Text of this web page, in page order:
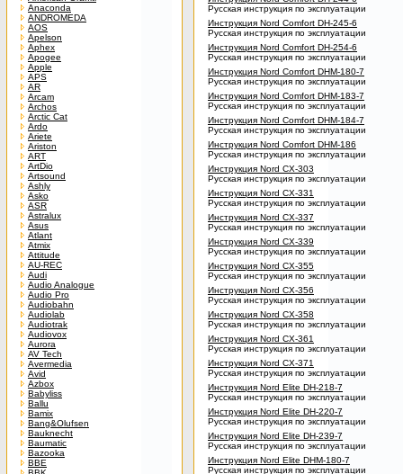
Anaconda
ANDROMEDA
AOS
Apelson
Aphex
Apogee
Apple
APS
AR
Arcam
Archos
Arctic Cat
Ardo
Ariete
Ariston
ART
ArtDio
Artsound
Ashly
Asko
ASR
Astralux
Asus
Atlant
Atmix
Attitude
AU-REC
Audi
Audio Analogue
Audio Pro
Audiobahn
Audiolab
Audiotrak
Audiovox
Aurora
AV Tech
Avermedia
Avid
Azbox
Babyliss
Ballu
Bamix
Bang&Olufsen
Bauknecht
Baumatic
Bazooka
BBE
Русская инструкция по эксплуатации
Инструкция Nord Comfort DH-245-6
Русская инструкция по эксплуатации
Инструкция Nord Comfort DH-254-6
Русская инструкция по эксплуатации
Инструкция Nord Comfort DHM-180-7
Русская инструкция по эксплуатации
Инструкция Nord Comfort DHM-183-7
Русская инструкция по эксплуатации
Инструкция Nord Comfort DHM-184-7
Русская инструкция по эксплуатации
Инструкция Nord Comfort DHM-186
Русская инструкция по эксплуатации
Инструкция Nord CX-303
Русская инструкция по эксплуатации
Инструкция Nord CX-331
Русская инструкция по эксплуатации
Инструкция Nord CX-337
Русская инструкция по эксплуатации
Инструкция Nord CX-339
Русская инструкция по эксплуатации
Инструкция Nord CX-355
Русская инструкция по эксплуатации
Инструкция Nord CX-356
Русская инструкция по эксплуатации
Инструкция Nord CX-358
Русская инструкция по эксплуатации
Инструкция Nord CX-361
Русская инструкция по эксплуатации
Инструкция Nord CX-371
Русская инструкция по эксплуатации
Инструкция Nord Elite DH-218-7
Русская инструкция по эксплуатации
Инструкция Nord Elite DH-220-7
Русская инструкция по эксплуатации
Инструкция Nord Elite DH-239-7
Русская инструкция по эксплуатации
Инструкция Nord Elite DHM-180-7
Русская инструкция по эксплуатации